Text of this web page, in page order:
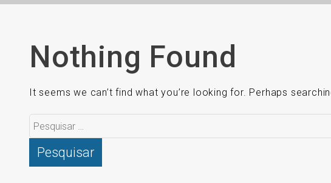
Nothing Found
It seems we can’t find what you’re looking for. Perhaps
Pesquisar
por: